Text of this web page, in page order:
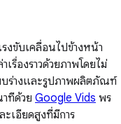
งขับเคลื่อนไปข้างหน้า
รื่องราวด้วยภาพโดยไม่
ร่างและรูปภาพผลิตภัณฑ์
ทีด้วย Google Vids พร
ะเอียดสูงที่มีการ